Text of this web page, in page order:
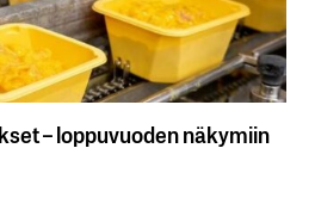
– loppuvuoden näkymiin